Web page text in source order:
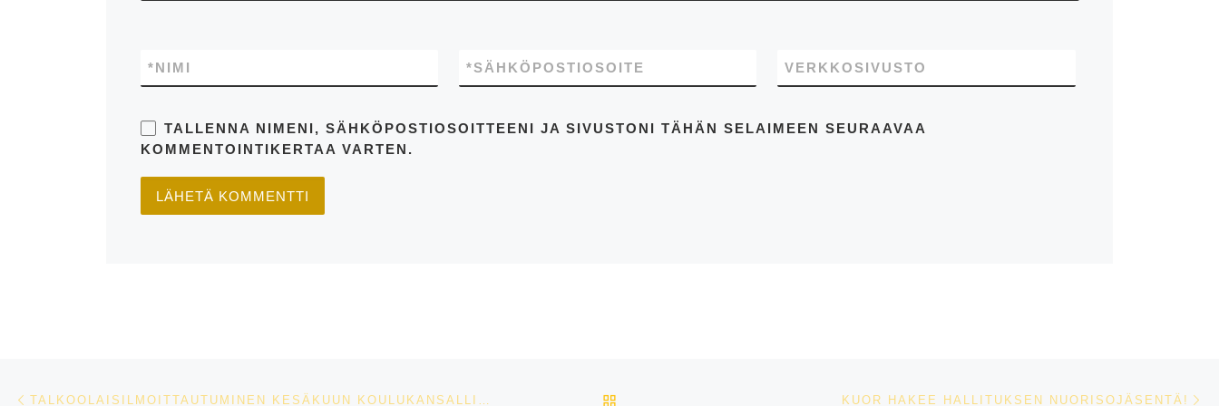
NIMI
* SÄHKÖPOSTIOSOITE
* VERKKOSIVUSTO
TALLENNA NIMENI, SÄHKÖPOSTIOSOITTEENI JA SIVUSTONI TÄHÄN SELAIMEEN SEURAAVAA
KOMMENTOINTIKERTAA VARTEN.
Artikkelien navigointi KUOR HAKEE HALLITUKSEN NUORISOJÄSENTÄ!